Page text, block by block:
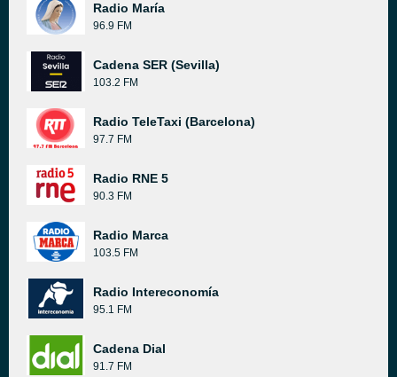
Radio María
96.9 FM
Cadena SER (Sevilla)
103.2 FM
Radio TeleTaxi (Barcelona)
97.7 FM
Radio RNE 5
90.3 FM
Radio Marca
103.5 FM
Radio Intereconomía
95.1 FM
Cadena Dial
91.7 FM